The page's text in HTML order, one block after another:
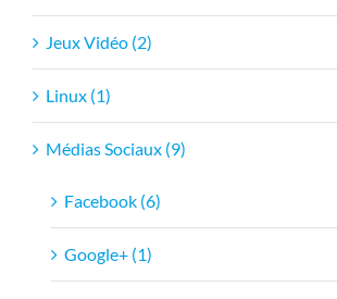
Jeux Vidéo (2)
Linux (1)
Médias Sociaux (9)
Facebook (6)
Google+ (1)